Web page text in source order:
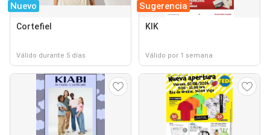
Nuevo
Cortefiel
Válido durante 5 días
Sugerencia
KIK
Válido por 1 semana